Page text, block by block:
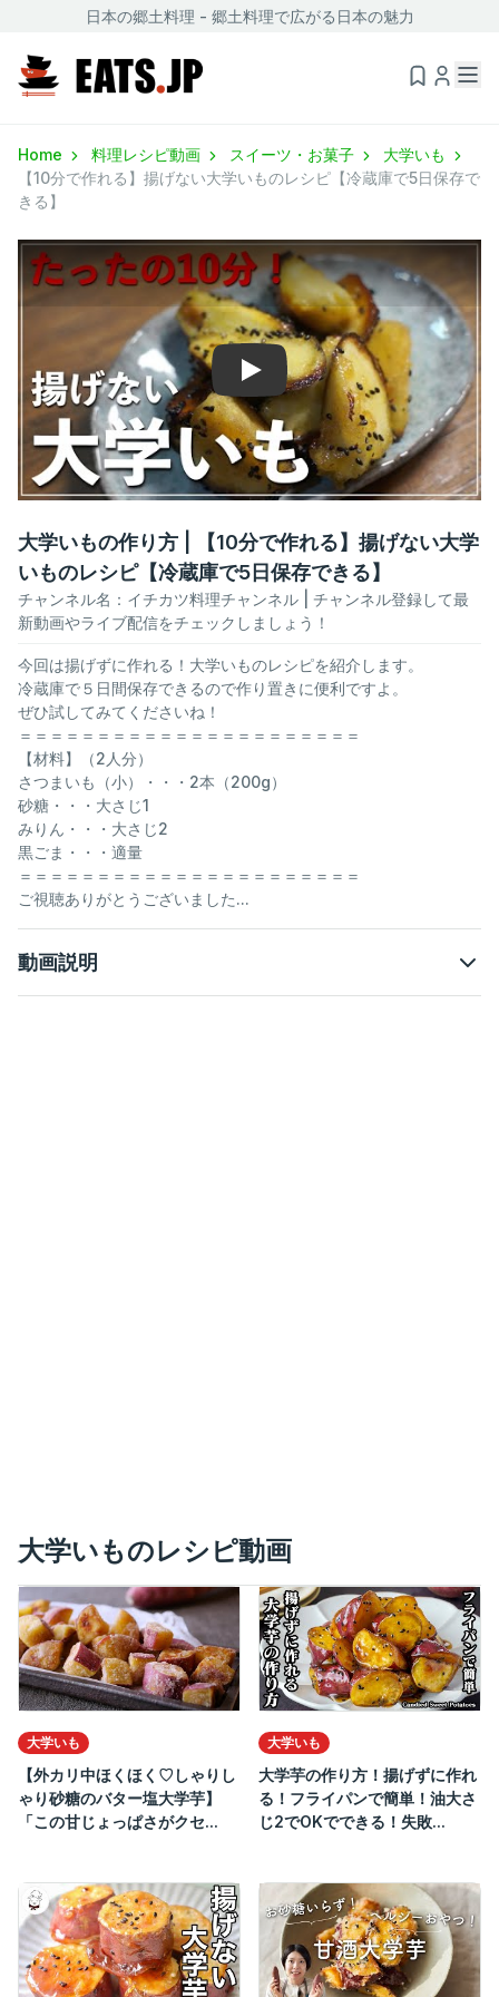
日本の郷土料理 - 郷土料理で広がる日本の魅力
Home 料理レシピ動画 スイーツ・お菓子
大学いも
【10分で作れる】揚げない大学いものレシピ【冷蔵庫で5日保存で
きる】
Play
大学いもの作り方 | 【10分で作れる】揚げない大学
いものレシピ【冷蔵庫で5日保存できる】
チャンネル名： イチカツ料理チャンネル | チャンネル登録して最
新動画やライブ配信をチェックしましょう！
今回は揚げずに作れる！大学いものレシピを紹介します。
冷蔵庫で５日間保存できるので作り置きに便利ですよ。
ぜひ試してみてくださいね！
＝＝＝＝＝＝＝＝＝＝＝＝＝＝＝＝＝＝＝＝＝＝
【材料】（2人分）
さつまいも（小）・・・2本（200g）
砂糖・・・大さじ1
みりん・・・大さじ2
黒ごま・・・適量
＝＝＝＝＝＝＝＝＝＝＝＝＝＝＝＝＝＝＝＝＝＝
ご視聴ありがとうございました...
動画説明
大学いものレシピ動画
大学いも
【外カリ中ほくほく♡しゃりし
ゃり砂糖のバター塩大学芋】
「この甘じょっぱさがクセ...
大学いも
大学芋の作り方！揚げずに作れ
る！フライパンで簡単！油大さ
じ2でOKでできる！失敗...